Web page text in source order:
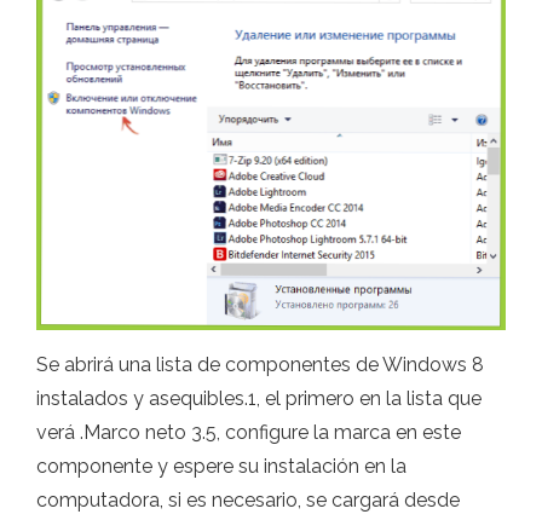
Se abrirá una lista de componentes de Windows 8
instalados y asequibles.1, el primero en la lista que
verá .Marco neto 3.5, configure la marca en este
componente y espere su instalación en la
computadora, si es necesario, se cargará desde